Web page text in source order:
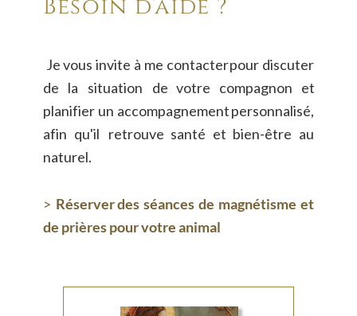
Besoin d’aide ?
Jevous invite à me contacterpour discuter
de la situation de votre compagnon et
planifier un accompagnementpersonnalisé,
afin qu'il retrouve santé et bien-être au
naturel.
> Réserverdes séances de magnétisme et
de prières pour votre animal